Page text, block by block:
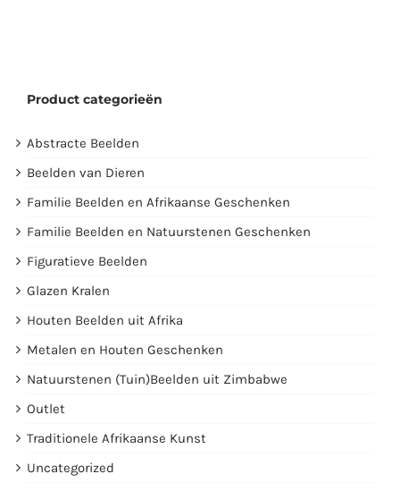
Product categorieën
Abstracte Beelden
Beelden van Dieren
Familie Beelden en Afrikaanse Geschenken
Familie Beelden en Natuurstenen Geschenken
Figuratieve Beelden
Glazen Kralen
Houten Beelden uit Afrika
Metalen en Houten Geschenken
Natuurstenen (Tuin)Beelden uit Zimbabwe
Outlet
Traditionele Afrikaanse Kunst
Uncategorized